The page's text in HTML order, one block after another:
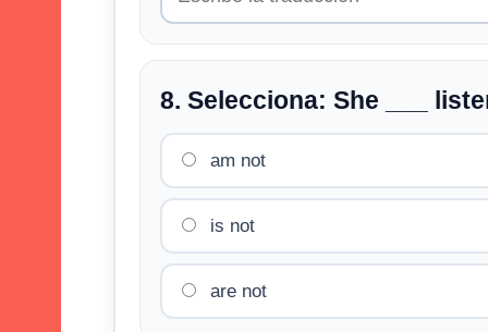
8. Selecciona: She ___
am not
is not
are not